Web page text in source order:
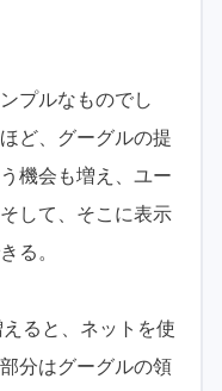
プルなものでし
ど、グーグルの提
機会も増え、ユー
して、そこに表示
る。
ると、ネットを使
分はグーグルの領